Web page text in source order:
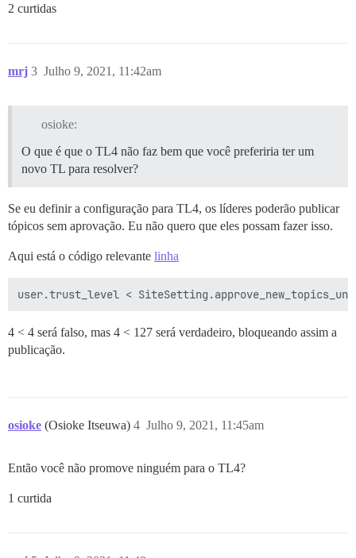
2 curtidas
mrj Julho 9, 2021, 11:42am
3
osioke:
O que é que o TL4 não faz bem que você preferiria ter um
novo TL para resolver?
Se eu definir a configuração para TL4, os líderes poderão publicar
tópicos sem aprovação. Eu não quero que eles possam fazer isso.
Aqui está o código relevante linha
4 < 4 será falso, mas 4 < 127 será verdadeiro, bloqueando assim a
publicação.
osioke (Osioke Itseuwa) Julho 9, 2021, 11:45am
4
Então você não promove ninguém para o TL4?
1 curtida